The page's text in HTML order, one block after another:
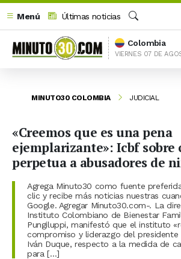
Menú
Últimas noticias
Buscar
Colombia
VIERNES 07 DE
MINUTO30 COLOMBIA JUDICIAL
«Creemos que es una pena
ejemplarizante»: Icbf sobre
perpetua a abusadores de
Agrega Minuto30 como fuente
clic y recibe más noticias nuestras
Google. Agregar Minuto30.com-. La
Instituto Colombiano de Bienestar
Pungiluppi, manifestó que el instituto
compromiso y liderazgo del presidente
Iván Duque, respecto a la medida de
para […]